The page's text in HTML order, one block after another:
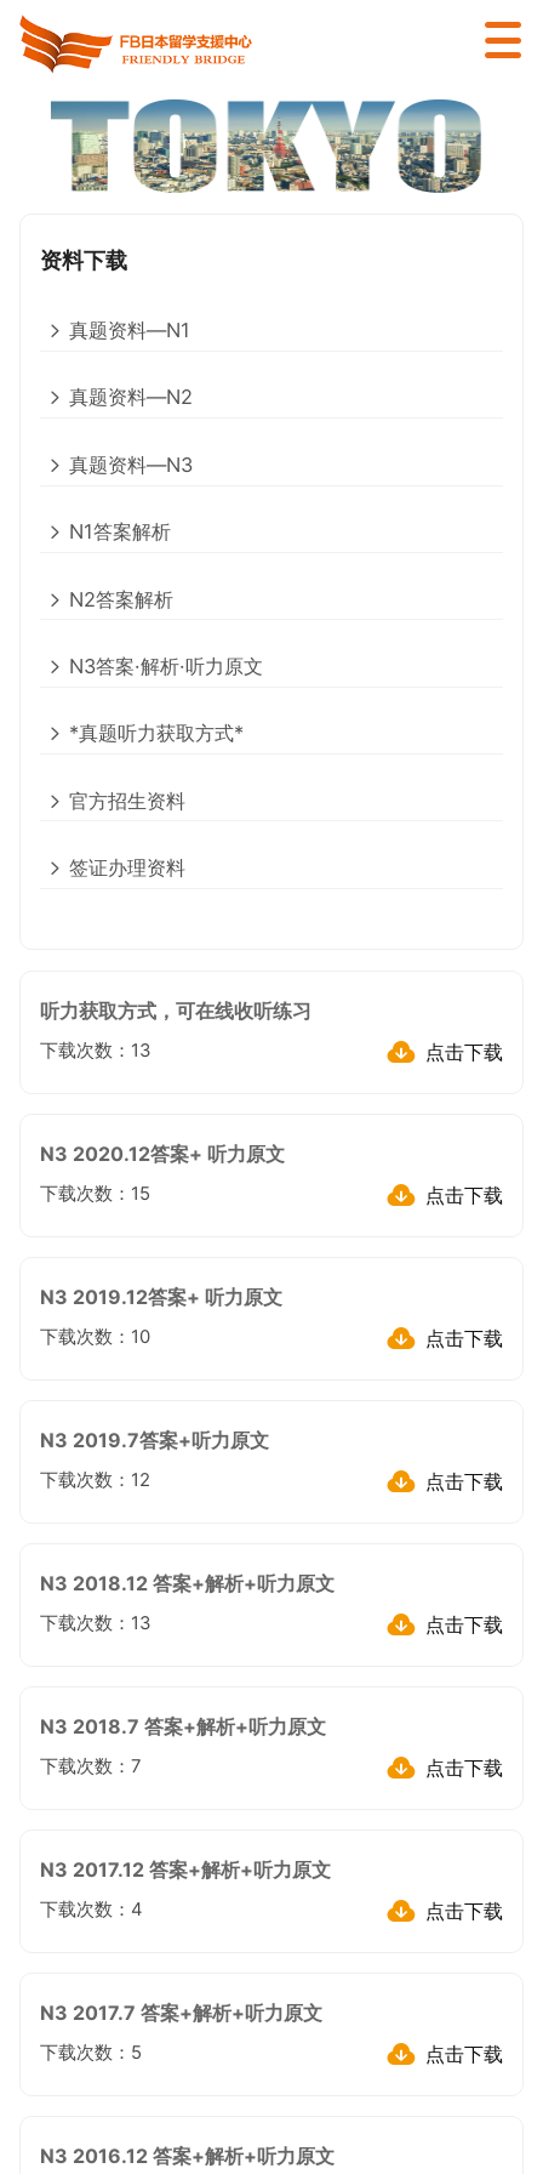
资料下载
真题资料—N1
真题资料—N2
真题资料—N3
N1答案解析
N2答案解析
N3答案·解析·听力原文
*真题听力获取方式*
官方招生资料
签证办理资料
听力获取方式，可在线收听练习
下载次数： 13 点击下载
N3 2020.12答案+ 听力原文
下载次数： 15 点击下载
N3 2019.12答案+ 听力原文
下载次数： 10 点击下载
N3 2019.7答案+听力原文
下载次数： 12 点击下载
N3 2018.12 答案+解析+听力原文
下载次数： 13 点击下载
N3 2018.7 答案+解析+听力原文
下载次数： 7 点击下载
N3 2017.12 答案+解析+听力原文
下载次数： 4 点击下载
N3 2017.7 答案+解析+听力原文
下载次数： 5 点击下载
N3 2016.12 答案+解析+听力原文